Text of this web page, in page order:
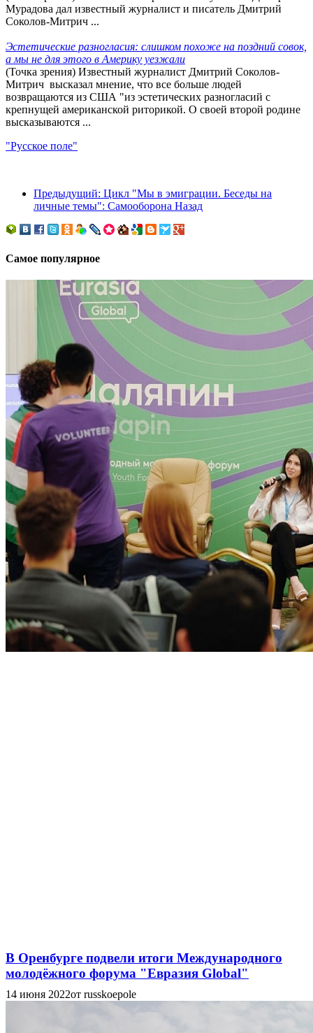
Мурадова дал известный журналист и писатель Дмитрий
Соколов-Митрич ...
Эстетические разногласия: слишком похоже на поздний совок,
а мы не для этого в Америку уезжали
(Точка зрения) Известный журналист Дмитрий Соколов-
Митрич высказал мнение, что все больше людей
возвращаются из США "из эстетических разногласий с
крепнущей американской риторикой. О своей второй родине
высказываются ...
"Русское поле"
Предыдущий: Цикл "Мы в эмиграции. Беседы на
личные темы": Самооборона Назад
Самое популярное
В Оренбурге подвели итоги Международного
молодёжного форума "Евразия Global"
14 июня 2022от russkoepole